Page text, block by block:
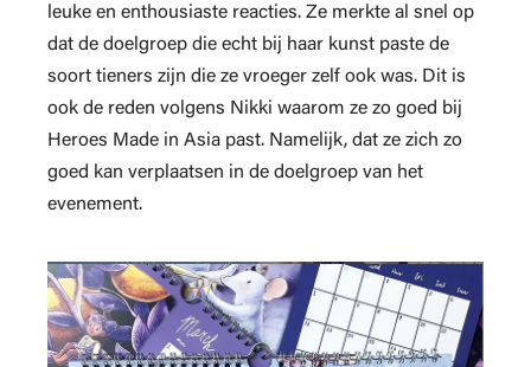
leuke en enthousiaste reacties. Ze merkte al snel op
dat de doelgroep die echt bij haar kunst paste de
soort tieners zijn die ze vroeger zelf ook was. Dit is
ook de reden volgens Nikki waarom ze zo goed bij
Heroes Made in Asia past. Namelijk, dat ze zich zo
goed kan verplaatsen in de doelgroep van het
evenement.